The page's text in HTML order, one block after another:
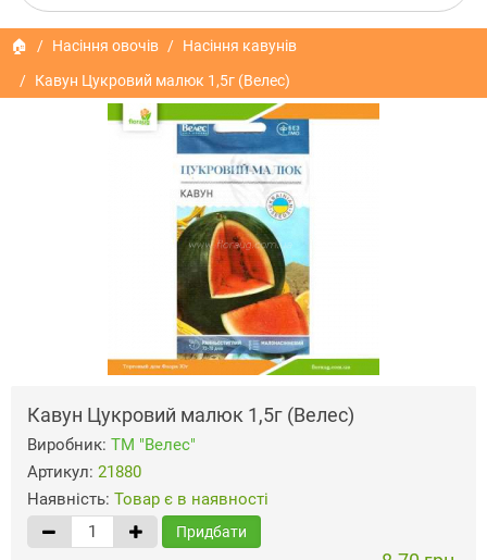
🏠 Насіння овочів
Насіння кавунів
Кавун Цукровий малюк 1,5г (Велес)
Кавун Цукровий малюк 1,5г (Велес)
Виробник: ТМ "Велес"
Артикул: 21880
Наявність: Товар є в наявності
Придбати